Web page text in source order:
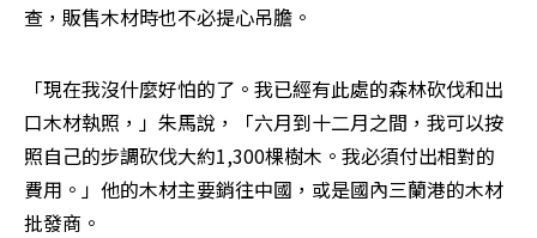
查，販售木材時也不必提心吊膽。
「現在我沒什麼好怕的了。我已經有此處的森林砍伐和出
口木材執照，」朱馬說，「六月到十二月之間，我可以按
照自己的步調砍伐大約1,300棵樹木。我必須付出相對的
費用。」他的木材主要銷往中國，或是國內三蘭港的木材
批發商。